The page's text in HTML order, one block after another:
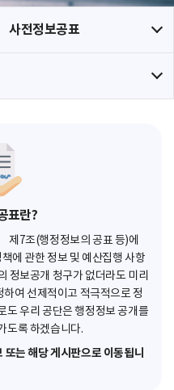
사전정보공표
표란?
제7조(행정정보의 공표 등)에
에 관한 정보 및 예산집행 사항
정보공개 청구가 없더라도 미리
여 선제적이고 적극적으로 정
도 우리 공단은 행정정보 공개를
도록 하겠습니다.
는 해당 게시판으로 이동됩니